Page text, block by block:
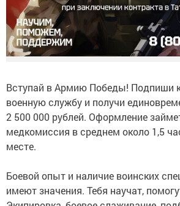
Вступай в Армию Победы! Подпиши
военную службу и получи
2 500 000 рублей. Оформление
медкомиссия в среднем около 1,5
месте.
Боевой опыт и наличие воинских
имеют значения. Тебя научат,